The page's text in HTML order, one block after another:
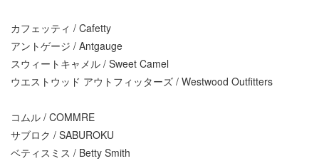
カフェッティ / Cafetty
アントゲージ / Antgauge
スウィートキャメル / Sweet Camel
ウエストウッド アウトフィッターズ / Westwood Outfitters
コムル / COMMRE
サブロク / SABUROKU
ベティスミス / Betty Smith